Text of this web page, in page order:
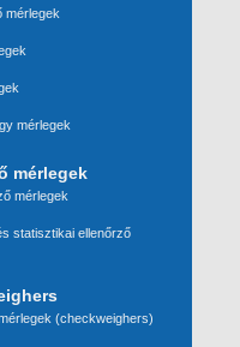
mérlegek
mérlegek
mérlegek
mérlegek
statisztikai ellenőrző
(checkweighers)